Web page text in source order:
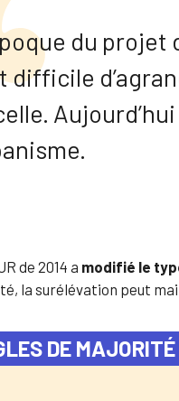
du projet
difficile
de 2014 a modifié le
la surélévation peut
DE